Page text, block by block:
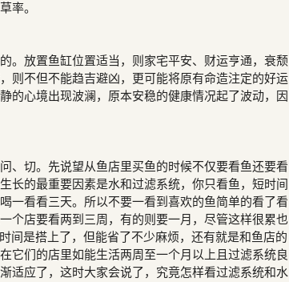
率。
。放置鱼缸位置适当，则家宅平安、财运亨通，衰颓
则不但不能趋吉避凶，更可能将原有命造注定的好运
的心境出现波澜，原本安稳的健康情况起了波动，因
、切。先说望从鱼店里买鱼的时候不仅要看鱼还要看
长的最重要因素是水和过滤系统，你只看鱼，短时间
一看看三天。所以不要一看到喜欢的鱼简单的看了看
个店要看两到三周，有的则要一月，尽管这样很累也
间是搭上了，但能省了不少麻烦，还有就是和鱼店的
它们的店里如能生活两周至一个月以上且过滤系统良
适应了，这时大家会说了，究竟怎样看过滤系统和水